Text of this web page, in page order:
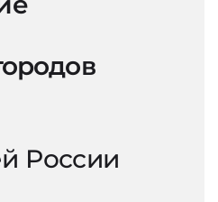
России